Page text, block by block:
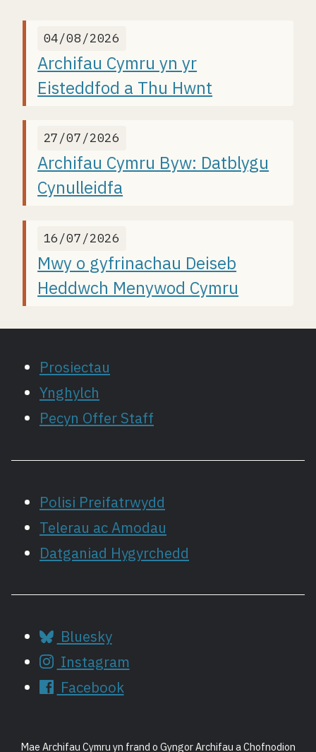
04/08/2026
Archifau Cymru yn yr
Eisteddfod a Thu Hwnt
27/07/2026
Archifau Cymru Byw: Datblygu
Cynulleidfa
16/07/2026
Mwy o gyfrinachau Deiseb
Heddwch Menywod Cymru
Prosiectau
Ynghylch
Pecyn Offer Staff
Polisi Preifatrwydd
Telerau ac Amodau
Datganiad Hygyrchedd
Bluesky
Instagram
Facebook
Mae Archifau Cymru yn frand o Gyngor Archifau a Chofnodion